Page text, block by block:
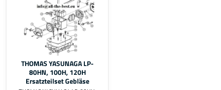
THOMAS YASUNAGA LP-
80HN, 100H, 120H
Ersatzteilset Gebläse